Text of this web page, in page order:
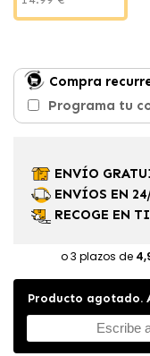
Compra
Programa tu
ENVÍO
ENVÍOS EN
RECOGE EN
Producto agotado.